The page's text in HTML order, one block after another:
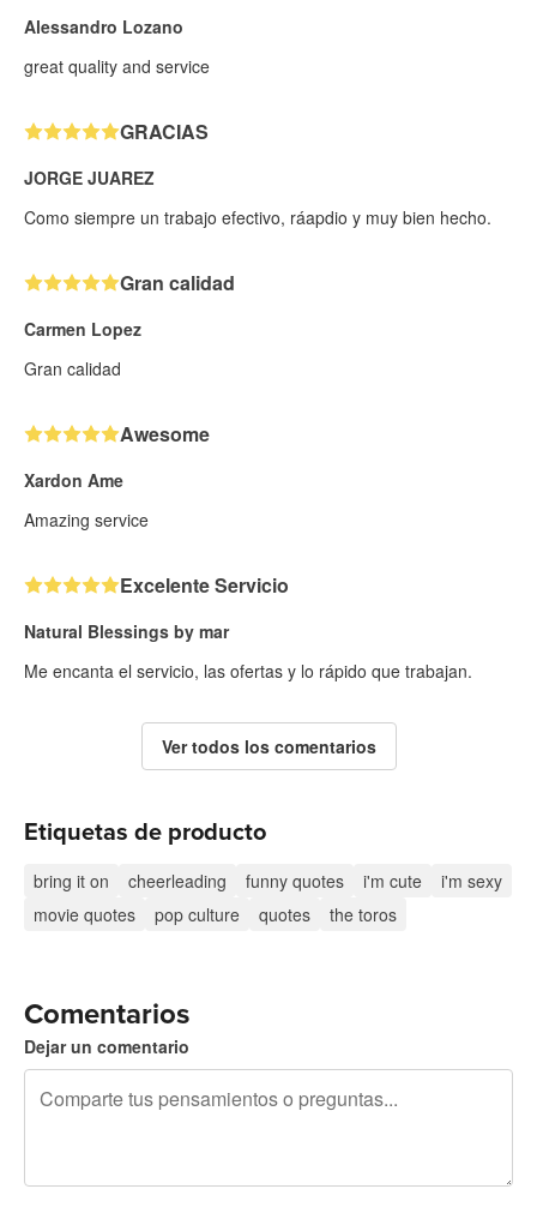
Alessandro Lozano
great quality and service
GRACIAS
JORGE JUAREZ
Como siempre un trabajo efectivo, ráapdio y muy bien hecho.
Gran calidad
Carmen Lopez
Gran calidad
Awesome
Xardon Ame
Amazing service
Excelente Servicio
Natural Blessings by mar
Me encanta el servicio, las ofertas y lo rápido que trabajan.
Ver todos los comentarios
Etiquetas de producto
bring it on cheerleading funny quotes i'm cute
i'm sexy
movie quotes
pop culture quotes the toros
Comentarios
Dejar un comentario